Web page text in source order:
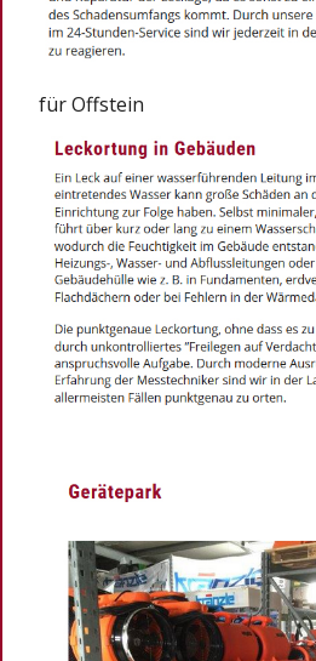
für Offstein